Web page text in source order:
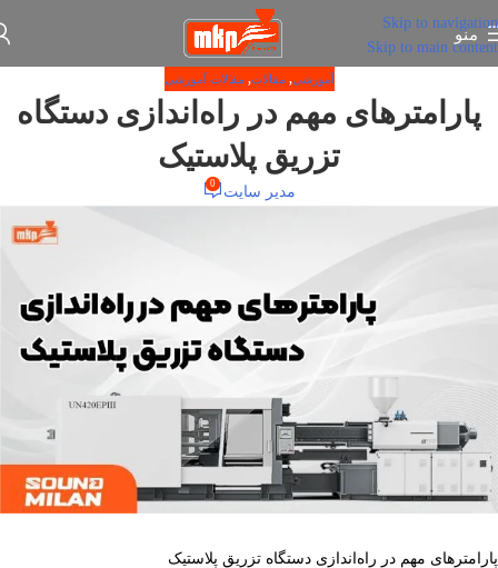
Skip to navigation
Skip to main content
منو
آموزشی, مقالات, مقالات آموزشی
پارامترهای مهم در راه‌اندازی دستگاه
تزریق پلاستیک
مدیر سایت 0
پارامترهای مهم در راه‌اندازی دستگاه تزریق پلاستیک